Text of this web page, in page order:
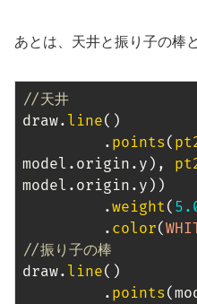
あとは、天井と振り子の棒
//天井
draw. line( )
. points(
model . origin . y ) ,
model . origin . y ) )
.weight(
. color(
//振り子の棒
draw. line( )
. points(